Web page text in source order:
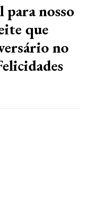
para nosso
que
no